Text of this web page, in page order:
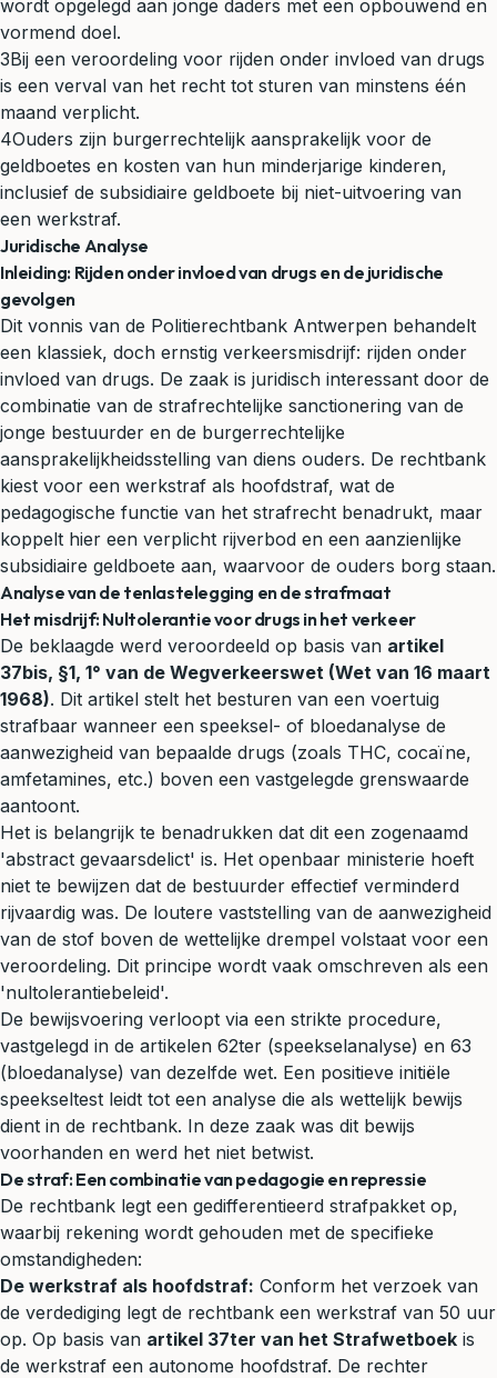
wordt opgelegd aan jonge daders met een opbouwend en
vormend doel.
3Bij een veroordeling voor rijden onder invloed van drugs
is een verval van het recht tot sturen van minstens één
maand verplicht.
4Ouders zijn burgerrechtelijk aansprakelijk voor de
geldboetes en kosten van hun minderjarige kinderen,
inclusief de subsidiaire geldboete bij niet-uitvoering van
een werkstraf.
Juridische Analyse
Inleiding: Rijden onder invloed van drugs en de juridische
gevolgen
Dit vonnis van de Politierechtbank Antwerpen behandelt
een klassiek, doch ernstig verkeersmisdrijf: rijden onder
invloed van drugs. De zaak is juridisch interessant door de
combinatie van de strafrechtelijke sanctionering van de
jonge bestuurder en de burgerrechtelijke
aansprakelijkheidsstelling van diens ouders. De rechtbank
kiest voor een werkstraf als hoofdstraf, wat de
pedagogische functie van het strafrecht benadrukt, maar
koppelt hier een verplicht rijverbod en een aanzienlijke
subsidiaire geldboete aan, waarvoor de ouders borg staan.
Analyse van de tenlastelegging en de strafmaat
Het misdrijf: Nultolerantie voor drugs in het verkeer
De beklaagde werd veroordeeld op basis van artikel
37bis, §1, 1° van de Wegverkeerswet (Wet van 16 maart
1968). Dit artikel stelt het besturen van een voertuig
strafbaar wanneer een speeksel- of bloedanalyse de
aanwezigheid van bepaalde drugs (zoals THC, cocaïne,
amfetamines, etc.) boven een vastgelegde grenswaarde
aantoont.
Het is belangrijk te benadrukken dat dit een zogenaamd
'abstract gevaarsdelict' is. Het openbaar ministerie hoeft
niet te bewijzen dat de bestuurder effectief verminderd
rijvaardig was. De loutere vaststelling van de aanwezigheid
van de stof boven de wettelijke drempel volstaat voor een
veroordeling. Dit principe wordt vaak omschreven als een
'nultolerantiebeleid'.
De bewijsvoering verloopt via een strikte procedure,
vastgelegd in de artikelen 62ter (speekselanalyse) en 63
(bloedanalyse) van dezelfde wet. Een positieve initiële
speekseltest leidt tot een analyse die als wettelijk bewijs
dient in de rechtbank. In deze zaak was dit bewijs
voorhanden en werd het niet betwist.
De straf: Een combinatie van pedagogie en repressie
De rechtbank legt een gedifferentieerd strafpakket op,
waarbij rekening wordt gehouden met de specifieke
omstandigheden:
De werkstraf als hoofdstraf: Conform het verzoek van
de verdediging legt de rechtbank een werkstraf van 50 uur
op. Op basis van artikel 37ter van het Strafwetboek is
de werkstraf een autonome hoofdstraf. De rechter